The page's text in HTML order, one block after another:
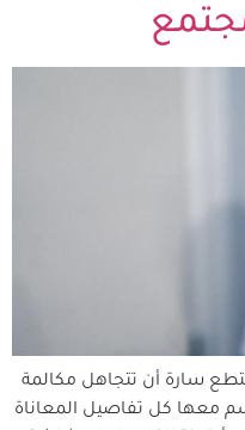
سارة أن تتجاهل مكالمة
معها كل تفاصيل المعاناة